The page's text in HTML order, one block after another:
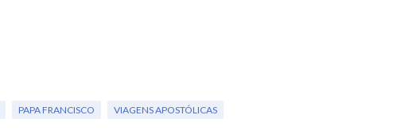
PAPA FRANCISCO VIAGENS APOSTÓLICAS